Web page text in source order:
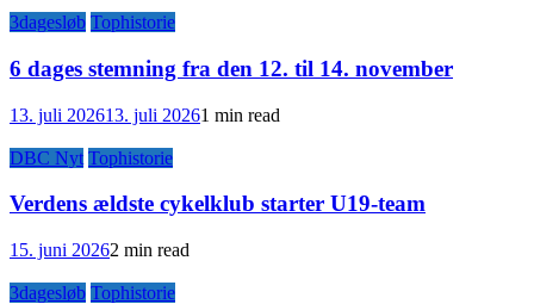
3dagesløb Tophistorie
6 dages stemning fra den 12. til 14. november
13. juli 202613. juli 20261 min read
DBC Nyt Tophistorie
Verdens ældste cykelklub starter U19-team
15. juni 20262 min read
3dagesløb Tophistorie